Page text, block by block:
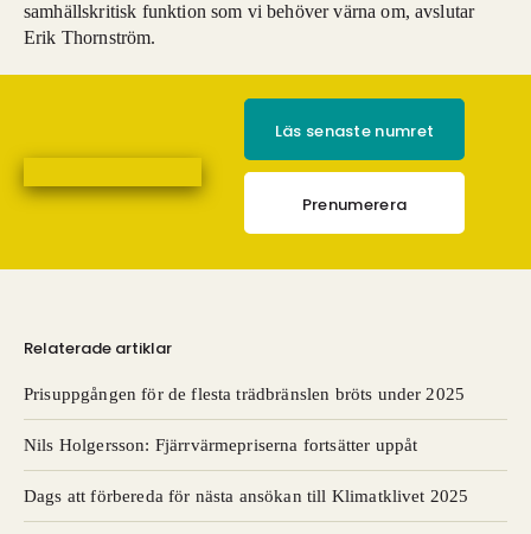
samhällskritisk funktion som vi behöver värna om, avslutar
Erik Thornström.
Läs senaste numret
Prenumerera
Relaterade artiklar
Prisuppgången för de flesta trädbränslen bröts under 2025
Nils Holgersson: Fjärrvärmepriserna fortsätter uppåt
Dags att förbereda för nästa ansökan till Klimatklivet 2025